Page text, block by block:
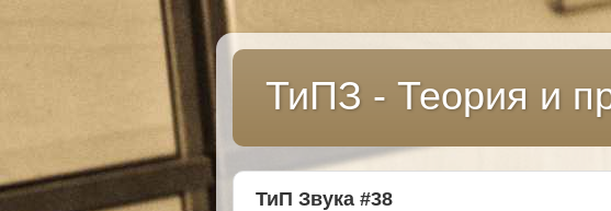
ТиПЗ - Теория и
ТиП Звука #38